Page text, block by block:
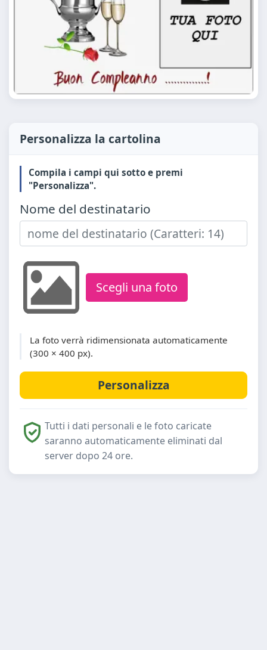
Personalizza la cartolina
Compila i campi qui sotto e premi
"Personalizza".
Nome del destinatario
Scegli una foto
La foto verrà ridimensionata automaticamente
(300 × 400 px).
Tutti i dati personali e le foto caricate
saranno automaticamente eliminati dal
server dopo 24 ore.